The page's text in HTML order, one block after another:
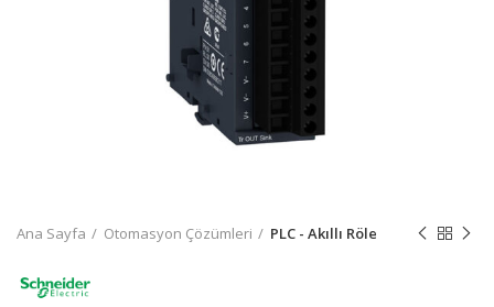
Ana Sayfa Otomasyon Çözümleri PLC - Akıllı Röle